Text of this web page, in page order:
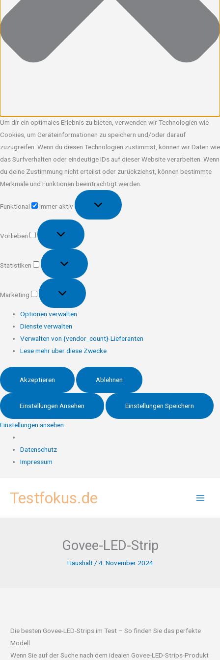
Um dir ein optimales Erlebnis zu bieten, verwenden wir Technologien wie
Cookies, um Geräteinformationen zu speichern und/oder darauf
zuzugreifen. Wenn du diesen Technologien zustimmst, können wir Daten wie
das Surfverhalten oder eindeutige IDs auf dieser Website verarbeiten. Wenn
du deine Zustimmung nicht erteilst oder zurückziehst, können bestimmte
Merkmale und Funktionen beeinträchtigt werden.
Funktional
Immer aktiv
Vorlieben
Vorlieben
Statistiken
Statistiken
Marketing
Marketing
Optionen verwalten
Dienste verwalten
Verwalten von {vendor_count}-Lieferanten
Lese mehr über diese Zwecke
Akzeptieren Ablehnen
Einstellungen Ansehen Einstellungen Speichern
Einstellungen ansehen
Datenschutz
Impressum
InhaltTestfokus.de
Govee-LED-Strip
Haushalt/ 4. November 2024
Die besten Govee-LED-Strips im Test – So finden Sie das perfekte
Modell
Wenn Sie auf der Suche nach dem idealen Govee-LED-Strips-Produkt